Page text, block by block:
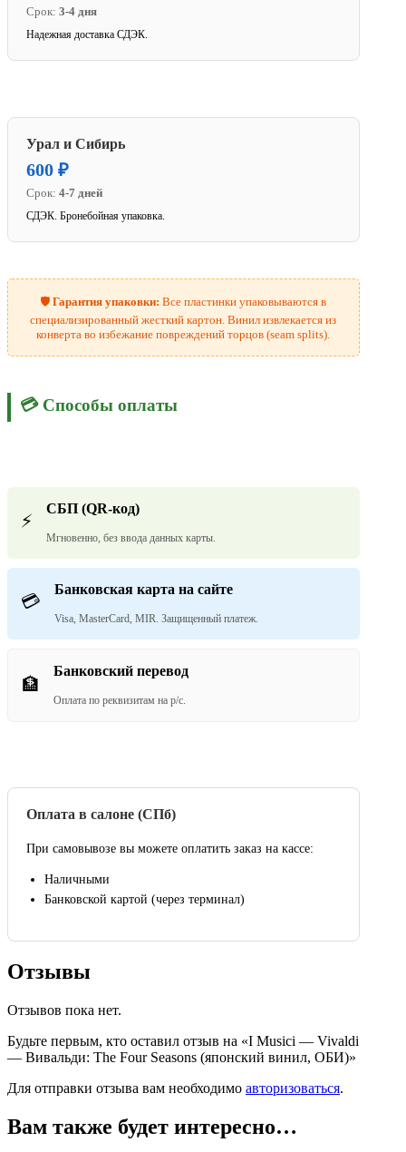
Срок: 3-4 дня
Надежная доставка СДЭК.
Урал и Сибирь
600 ₽
Срок: 4-7 дней
СДЭК. Бронебойная упаковка.
🛡️Гарантия упаковки: Все пластинки упаковываются в
специализированный жесткий картон. Винил извлекается из
конверта во избежание повреждений торцов (seam splits).
💳 Способы оплаты
⚡
СБП (QR-код)
Мгновенно, без ввода данных карты.
💳
Банковская карта на сайте
Visa, MasterCard, MIR. Защищенный платеж.
🏦
Банковский перевод
Оплата по реквизитам на р/с.
Оплата в салоне (СПб)
При самовывозе вы можете оплатить заказ на кассе:
Наличными
Банковской картой (через терминал)
Отзывы
Отзывов пока нет.
Будьте первым, кто оставил отзыв на «I Musici — Vivaldi
— Вивальди: The Four Seasons (японский винил, ОБИ)»
Для отправки отзыва вам необходимо авторизоваться.
Вам также будет интересно…